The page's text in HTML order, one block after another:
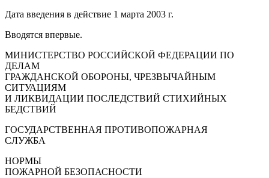
Дата введения в действие 1 марта 2003 г.
Вводятся впервые.
МИНИСТЕРСТВО РОССИЙСКОЙ ФЕДЕРАЦИИ ПО
ДЕЛАМ
ГРАЖДАНСКОЙ ОБОРОНЫ, ЧРЕЗВЫЧАЙНЫМ
СИТУАЦИЯМ
И ЛИКВИДАЦИИ ПОСЛЕДСТВИЙ СТИХИЙНЫХ
БЕДСТВИЙ
ГОСУДАРСТВЕННАЯ ПРОТИВОПОЖАРНАЯ
СЛУЖБА
НОРМЫ
ПОЖАРНОЙ БЕЗОПАСНОСТИ